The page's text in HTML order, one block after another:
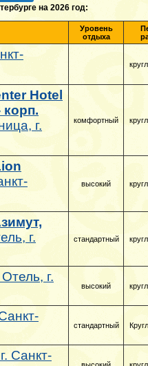
на 2026 год:
Уровень
отдыха
Hotel
г.
комфортный
высокий
г.
стандартный
Отель, г.
высокий
стандартный
Санкт-